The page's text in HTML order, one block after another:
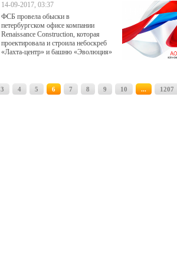
14-09-2017, 03:37
ФСБ провела обыски в
петербургском офисе компании
Renaissance Construction, которая
проектировала и строила небоскреб
«Лахта-центр» и башню «Эволюция»
3 4 5 6 7 8 9 10 ... 1207